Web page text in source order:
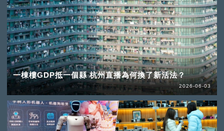
一棟樓GDP抵一個縣 杭州直播為何換了新活法？
2026-06-03